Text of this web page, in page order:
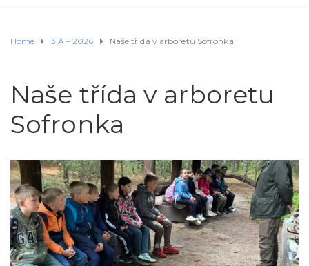
Home 3.A – 2026 Naše třída v arboretu Sofronka
Naše třída v arboretu
Sofronka